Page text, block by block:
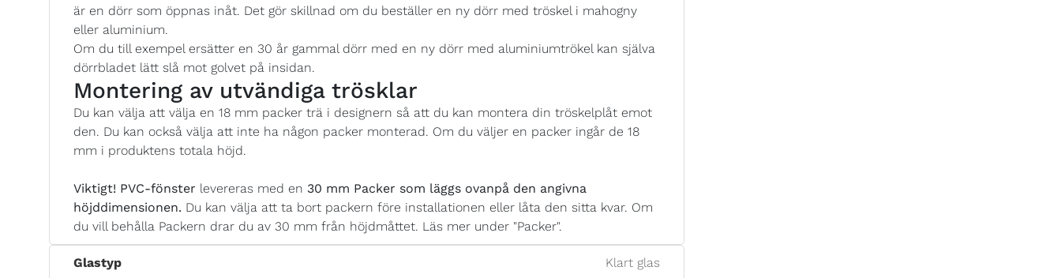
är en dörr som öppnas inåt. Det gör skillnad om du beställer en ny dörr med tröskel i mahogny
eller aluminium.
Om du till exempel ersätter en 30 år gammal dörr med en ny dörr med aluminiumtrökel kan själva
dörrbladet lätt slå mot golvet på insidan.
Montering av utvändiga trösklar
Du kan välja att välja en 18 mm packer trä i designern så att du kan montera din tröskelplåt emot
den. Du kan också välja att inte ha någon packer monterad. Om du väljer en packer ingår de 18
mm i produktens totala höjd.
Viktigt! PVC-fönster levereras med en 30 mm Packer som läggs ovanpå den angivna
höjddimensionen. Du kan välja att ta bort packern före installationen eller låta den sitta kvar. Om
du vill behålla Packern drar du av 30 mm från höjdmåttet. Läs mer under "Packer".
Glastyp Klart glas